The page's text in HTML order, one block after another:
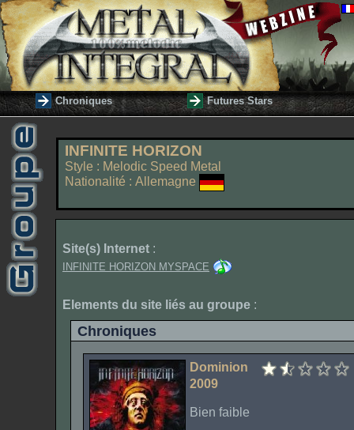
Chroniques Futures Stars
INFINITE HORIZON
Style : Melodic Speed Metal
Nationalité : Allemagne
Site(s) Internet :
INFINITE HORIZON MYSPACE
Elements du site liés au groupe :
Chroniques
Dominion
2009
Bien faible